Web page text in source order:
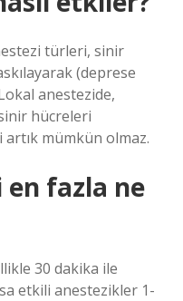
türleri, sinir
(deprese
anestezide,
hücreleri
artık mümkün olmaz.
fazla ne
30 dakika ile
etkili anestezikler 1-